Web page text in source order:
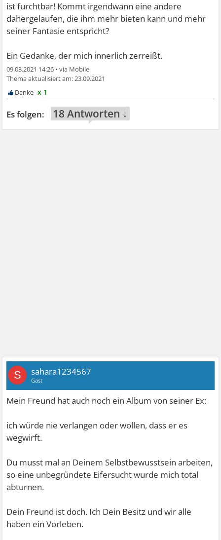
ist furchtbar! Kommt irgendwann eine andere
dahergelaufen, die ihm mehr bieten kann und mehr
seiner Fantasie entspricht?
Ein Gedanke, der mich innerlich zerreißt.
09.03.2021 14:26 •
23.09.2021
x 1
18 Antworten ↓
S sahara1234567
Gast
Mein Freund hat auch noch ein Album von seiner Ex:
ich würde nie verlangen oder wollen, dass er es
wegwirft.
Du musst mal an Deinem Selbstbewusstsein arbeiten,
so eine unbegründete Eifersucht wurde mich total
abturnen.
Dein Freund ist doch. Ich Dein Besitz und wir alle
haben ein Vorleben.